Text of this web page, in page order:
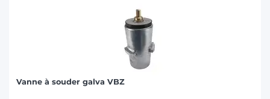
Vanne à souder galva VBZ